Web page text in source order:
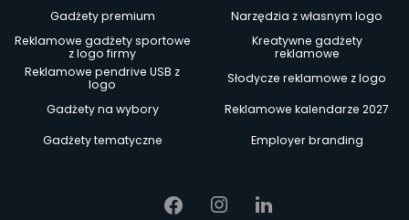
Gadżety premium
Narzędzia z własnym logo
Reklamowe gadżety sportowe
z logo firmy
Kreatywne gadżety
reklamowe
Reklamowe pendrive USB z
logo
Słodycze reklamowe z logo
Gadżety na wybory
Reklamowe kalendarze 2027
Gadżety tematyczne
Employer branding